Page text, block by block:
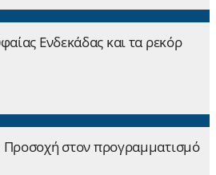
Ενδεκάδας και τα ρεκόρ
Προσοχή στον προγραμματισμό